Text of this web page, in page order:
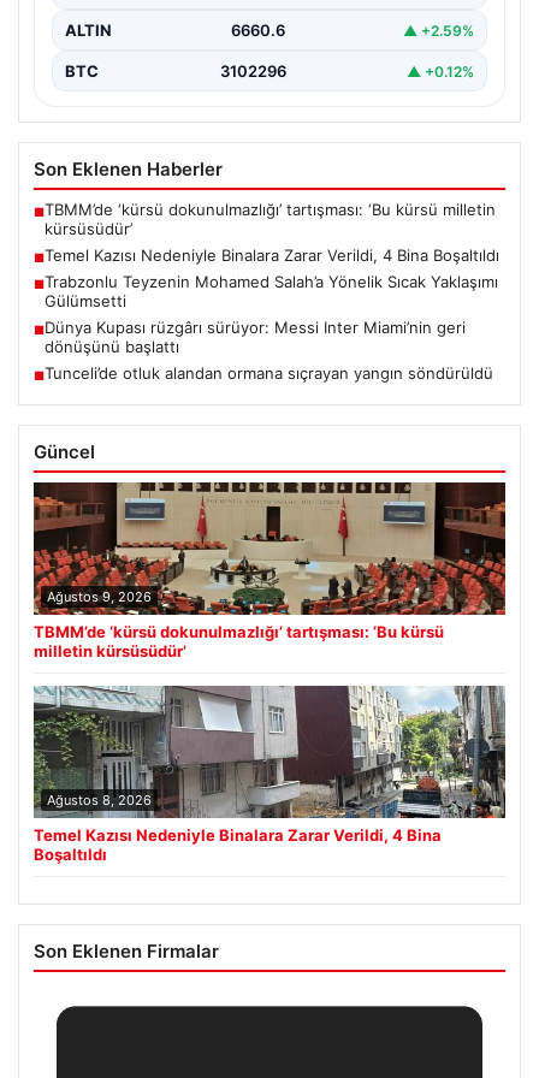
ALTIN 6660.6 ▲ +2.59%
BTC 3102296 ▲ +0.12%
Son Eklenen Haberler
■TBMM’de ‘kürsü dokunulmazlığı’ tartışması: ‘Bu kürsü milletin
kürsüsüdür’
■Temel Kazısı Nedeniyle Binalara Zarar Verildi, 4 Bina Boşaltıldı
■Trabzonlu Teyzenin Mohamed Salah’a Yönelik Sıcak Yaklaşımı
Gülümsetti
■Dünya Kupası rüzgârı sürüyor: Messi Inter Miami’nin geri
dönüşünü başlattı
■Tunceli’de otluk alandan ormana sıçrayan yangın söndürüldü
Güncel
Ağustos 9, 2026
TBMM’de ‘kürsü dokunulmazlığı’ tartışması: ‘Bu kürsü
milletin kürsüsüdür’
Ağustos 8, 2026
Temel Kazısı Nedeniyle Binalara Zarar Verildi, 4 Bina
Boşaltıldı
Son Eklenen Firmalar